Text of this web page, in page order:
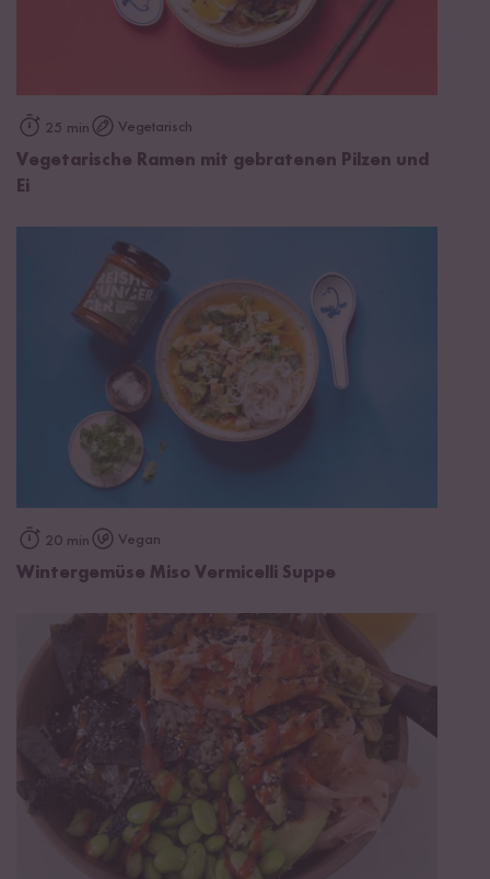
25 min Vegetarisch
Vegetarische Ramen mit gebratenen Pilzen und
Ei
20 min Vegan
Wintergemüse Miso Vermicelli Suppe